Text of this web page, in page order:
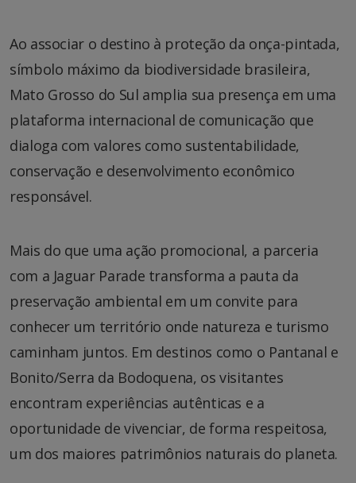
Ao associar o destino à proteção da onça-pintada,
símbolo máximo da biodiversidade brasileira,
Mato Grosso do Sul amplia sua presença em uma
plataforma internacional de comunicação que
dialoga com valores como sustentabilidade,
conservação e desenvolvimento econômico
responsável.
Mais do que uma ação promocional, a parceria
com a Jaguar Parade transforma a pauta da
preservação ambiental em um convite para
conhecer um território onde natureza e turismo
caminham juntos. Em destinos como o Pantanal e
Bonito/Serra da Bodoquena, os visitantes
encontram experiências autênticas e a
oportunidade de vivenciar, de forma respeitosa,
um dos maiores patrimônios naturais do planeta.